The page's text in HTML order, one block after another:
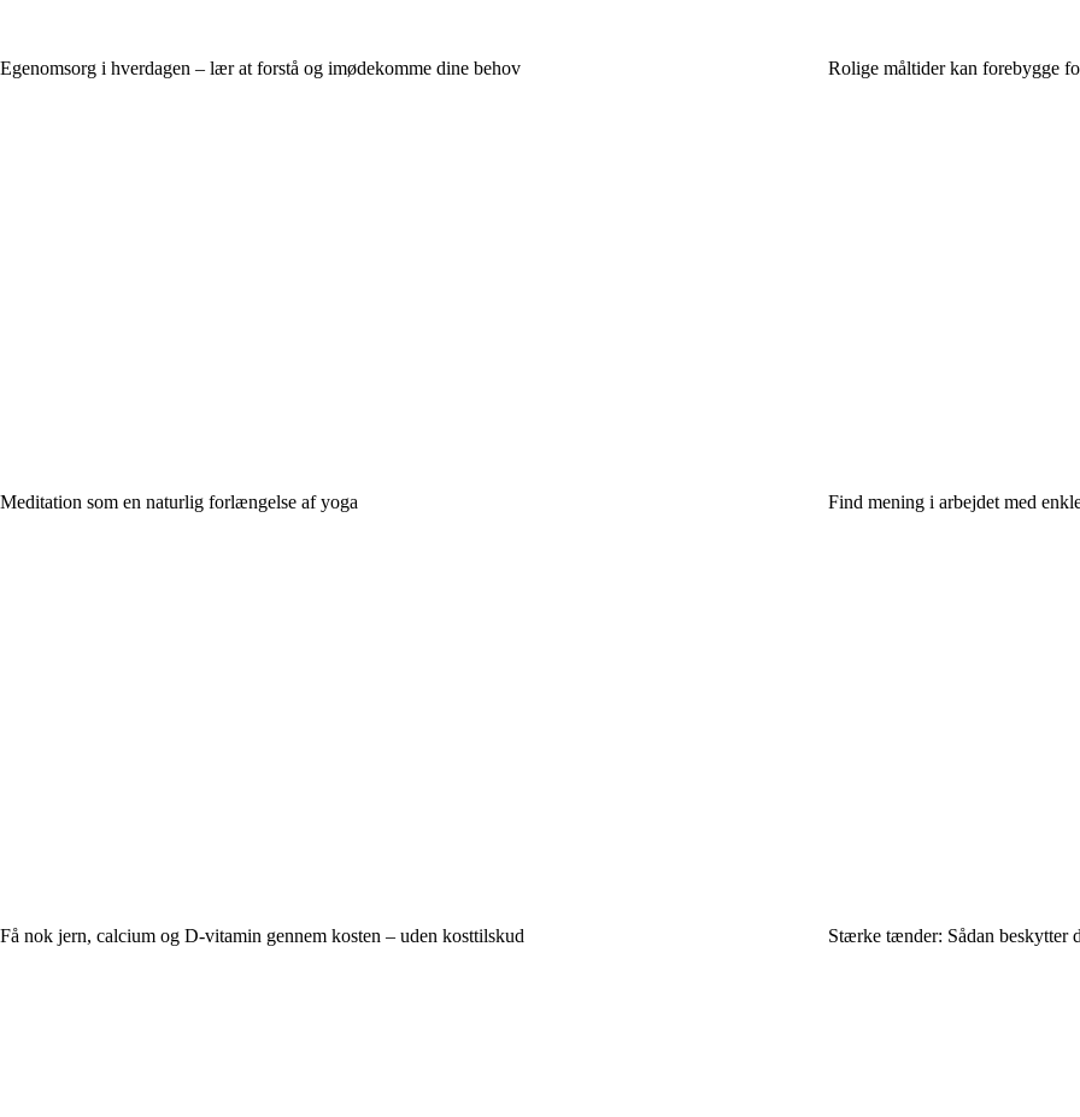
Egenomsorg i hverdagen – lær at forstå og imødekomme dine behov Rolige måltider kan forebygge
Meditation som en naturlig forlængelse af yoga Find mening i arbejdet med
Få nok jern, calcium og D-vitamin gennem kosten – uden kosttilskud Stærke tænder: Sådan beskytter